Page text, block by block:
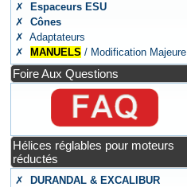
✗
Espaceurs ESU
✗
Cônes
✗ Adaptateurs
✗
MANUELS / Modification Majeure
Foire Aux Questions
Hélices réglables pour moteurs
réductés
✗
DURANDAL & EXCALIBUR